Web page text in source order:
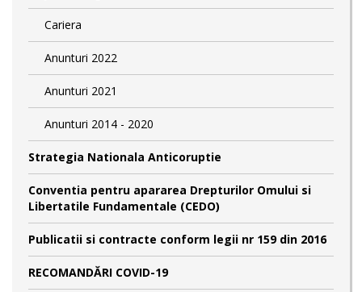
Cariera
Anunturi 2022
Anunturi 2021
Anunturi 2014 - 2020
Strategia Nationala Anticoruptie
Conventia pentru apararea Drepturilor Omului si
Libertatile Fundamentale (CEDO)
Publicatii si contracte conform legii nr 159 din 2016
RECOMANDĂRI COVID-19